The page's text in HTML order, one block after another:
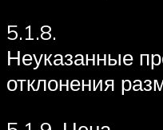
5.1.8.
Неуказанные
отклонения